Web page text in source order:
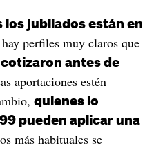
los jubilados están en
perfiles muy claros que
cotizaron antes de
aportaciones estén
quienes lo
pueden aplicar una
más habituales se